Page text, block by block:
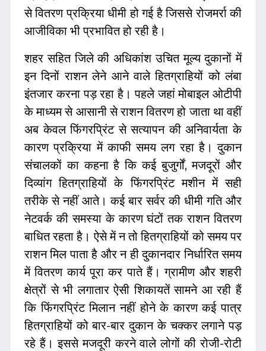
से वितरण प्रक्रिया धीमी हो गई है जिससे रोजमर्रा की
आजीविका भी प्रभावित हो रही है।
शहर सहित जिले की अधिकांश उचित मूल्य दुकानों में
इन दिनों राशन लेने आने वाले हितग्राहियों को लंबा
इंतजार करना पड़ रहा है। पहले जहां मोबाइल ओटीपी
के माध्यम से आसानी से राशन वितरण हो जाता था वहीं
अब केवल फिंगरप्रिंट से सत्यापन की अनिवार्यता के
कारण प्रक्रिया में काफी समय लग रहा है। दुकान
संचालकों का कहना है कि कई बुजुर्गों, मजदूरों और
दिव्यांग हितग्राहियों के फिंगरप्रिंट मशीन में सही
तरीके से नहीं आते। कई बार सर्वर की धीमी गति और
नेटवर्क की समस्या के कारण घंटों तक राशन वितरण
बाधित रहता है। ऐसे में न तो हितग्राहियों को समय पर
राशन मिल पाता है और न ही दुकानदार निर्धारित समय
में वितरण कार्य पूरा कर पाते हैं। ग्रामीण और शहरी
क्षेत्रों से भी लगातार ऐसी शिकायतें सामने आ रही हैं
कि फिंगरप्रिंट मिलान नहीं होने के कारण कई पात्र
हितग्राहियों को बार-बार दुकान के चक्कर लगाने पड़
रहे हैं। इससे मजदूरी करने वाले लोगों की रोजी-रोटी